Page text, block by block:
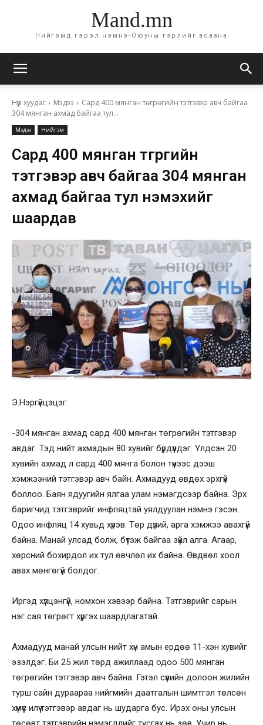
Mand.mn
Нийгэмд гэрэл нэмнэ-Оюуны гэрлийг асаана
Нүүр хуудас Мэдээ
Сард 400 мянган төгрөгийн тэтгэвэр авч байгаа
304 мянган ахмад байгаа тул...
Мэдээ Нийгэм
Сард 400 мянган төгрөгийн
тэтгэвэр авч байгаа 304 мянган
ахмад байгаа тул нэмэхийг
шаардав
Э.Нэргүйцэцэг:
-304 мянган ахмад сард 400 мянган төгрөгийн тэтгэвэр
авдаг. Тэд нийт ахмадын 80 хувийг бүрдүүлдэг. Үлдсэн 20
хувийн ахмад л сард 400 мянга болон түүнээс дээш
хэмжээний тэтгэвэр авч байн. Ахмадууд өвдөх эрхгүй
боллоо. Баян ядуугийн ялгаа улам нэмэгдсээр байна. Эрх
баригчид тэтгэврийг инфляцтай уялдуулан нэмнэ гэсэн.
Одоо инфляц 14 хувьд хүрэв. Төр дүлий, арга хэмжээ авахгүй
байна. Манай улсад болж, бүтэж байгаа зүйл алга. Агаар,
хөрсний бохирдол их тул өвчлөл их байна. Өвдвөл хоол
авах мөнгөгүй болдог.
Иргэд хүлцэнгүй, номхон хэвээр байна. Тэтгэврийг сарын
нэг сая төгрөгт хүргэх шаардлагатай.
Ахмадууд манай улсын нийт хүн амын ердөө 11-хэн хувийг
эзэлдэг. Би 25 жил төрд ажиллаад одоо 500 мянган
төгрөгийн тэтгэвэр авч байна. Гэтэл сүүлийн долоон жилийн
турш сайн дураараа нийгмийн даатгалын шимтгэл төлсөн
хүмүүс илүү тэтгэвэр авдаг нь шударга бус. Ирэх оны улсын